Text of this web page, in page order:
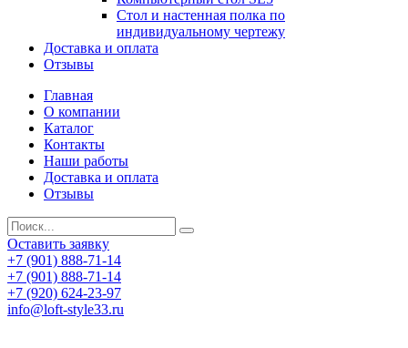
Стол и настенная полка по
индивидуальному чертежу
Доставка и оплата
Отзывы
Главная
О компании
Каталог
Контакты
Наши работы
Доставка и оплата
Отзывы
Оставить заявку
+7 (901) 888-71-14
+7 (901) 888-71-14
+7 (920) 624-23-97
info@loft-style33.ru